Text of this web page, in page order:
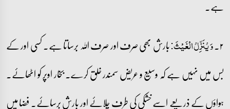
ہے۔
۲۔ وَ یُنَزِّلُ الۡغَیۡثَ:بارش بھی صرف اور صرف اللہ برساتا ہے۔ کسی اور کے
بس میں نہیں ہے کہ وسیع و عریض سمندر خلق کرے۔ بخار اوپر کو اٹھائے۔
ہواؤں کے ذریعے اسے خشکی کی طرف چلائے اور بارش برسائے۔ فضا میں